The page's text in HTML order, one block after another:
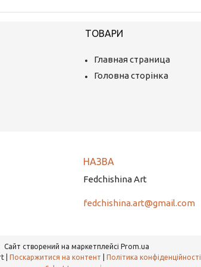
ТОВАРИ
Главная страница
Головна сторінка
Fedchishina Art
fedchishina.art@gmail.com
Сайт створений на маркетплейсі Prom.ua
Поскаржитися на контент
Політика конфіденційності